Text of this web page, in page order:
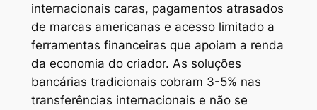
internacionais caras, pagamentos atrasados
de marcas americanas e acesso limitado a
ferramentas financeiras que apoiam a renda
da economia do criador. As soluções
bancárias tradicionais cobram 3-5% nas
transferências internacionais e não se